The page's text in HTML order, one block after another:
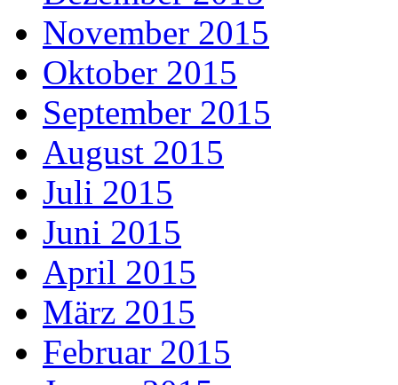
November 2015
Oktober 2015
September 2015
August 2015
Juli 2015
Juni 2015
April 2015
März 2015
Februar 2015